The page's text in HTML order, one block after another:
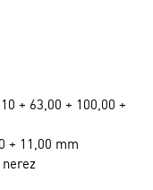
+ 63,00 + 100,00 +
+ 11,00 mm